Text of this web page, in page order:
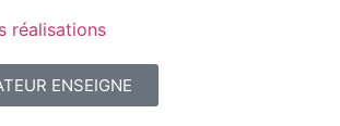
réalisations
ENSEIGNE